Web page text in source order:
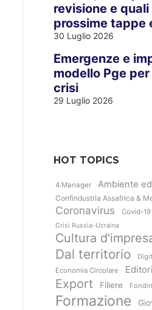
revisione e quali
prossime tappe
30 Luglio 2026
Emergenze e
modello Pge
crisi
29 Luglio 2026
HOT TOPICS
4.Manager Ambiente
Confindustria Assafrica &
Coronavirus Covid-19
Crisi Russia-Ucraina
Cultura
Dal territorio
Economia Circolare
Export Filiere
Formazione